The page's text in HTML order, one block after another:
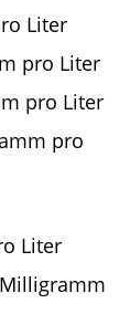
Liter
pro Liter
pro Liter
pro
Liter